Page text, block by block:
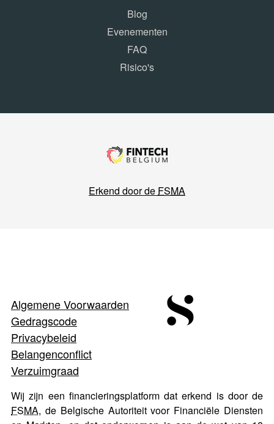
Blog
Evenementen
FAQ
Risico's
Erkend door de FSMA
Algemene Voorwaarden
Gedragscode
Privacybeleid
Belangenconflict
Verzuimgraad
Wij zijn een financieringsplatform dat erkend is door de
FSMA, de Belgische Autoriteit voor Financiële Diensten